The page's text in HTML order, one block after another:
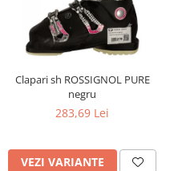
Clapari sh ROSSIGNOL PURE
negru
283,69 Lei
VEZI VARIANTE